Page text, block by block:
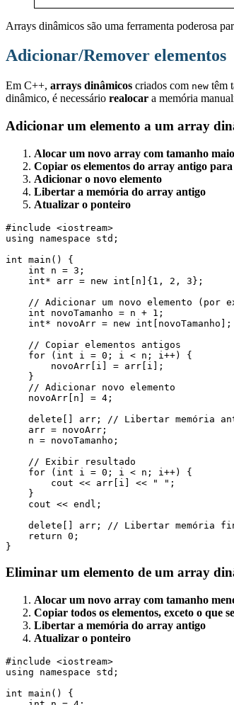
Arrays dinâmicos são uma ferramenta poderosa
Adicionar/Remover elementos
Em C++, arrays dinâmicos criados com new têm
dinâmico, é necessário realocar a memória
Adicionar um elemento a um array
Alocar um novo array com tamanho
Copiar os elementos do array antigo
Adicionar o novo elemento
Libertar a memória do array antigo
Atualizar o ponteiro
#include <iostream>
using namespace std;
int main() {
Eliminar um elemento de um array
Alocar um novo array com tamanho
Copiar todos os elementos, exceto o que
Libertar a memória do array antigo
Atualizar o ponteiro
#include <iostream>
using namespace std;
int main() {